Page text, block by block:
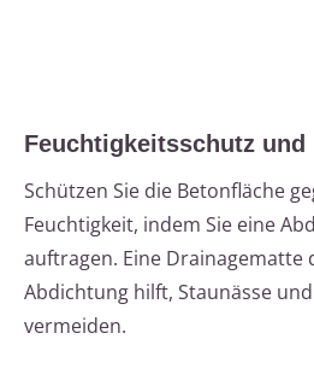
Feuchtigkeitsschutz und
Schützen Sie die Betonfläche
Feuchtigkeit, indem Sie eine
auftragen. Eine Drainagematte
Abdichtung hilft, Staunässe
vermeiden.